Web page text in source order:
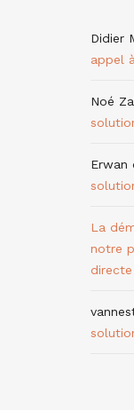
Didier
appel
Noé
Erwan
La
notre